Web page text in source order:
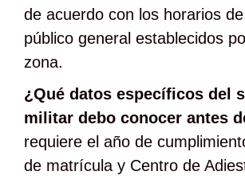
de acuerdo con los horarios
público general establecidos
zona.
¿Qué datos específicos del
militar debo conocer antes
requiere el año de
de matrícula y Centro de